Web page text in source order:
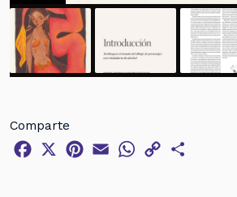
Comparte
Facebook
X Pinterest
Email WhatsApp
Copy
Link